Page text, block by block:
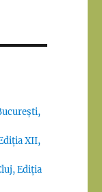
XII,
Ediția